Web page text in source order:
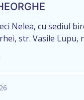
Eliberarea
planificată în
Nelea, cu sediul
str. Vasile Lupu,
cet. TULBURI
2026. Eliberarea